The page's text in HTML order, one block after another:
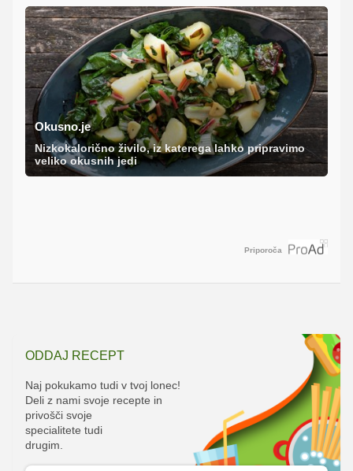
Okusno.je
Nizkokalorično živilo, iz katerega lahko pripravimo
veliko okusnih jedi
Priporoča
ODDAJ RECEPT
Naj pokukamo tudi v tvoj lonec!
Deli z nami svoje recepte in
privošči svoje
specialitete tudi
drugim.